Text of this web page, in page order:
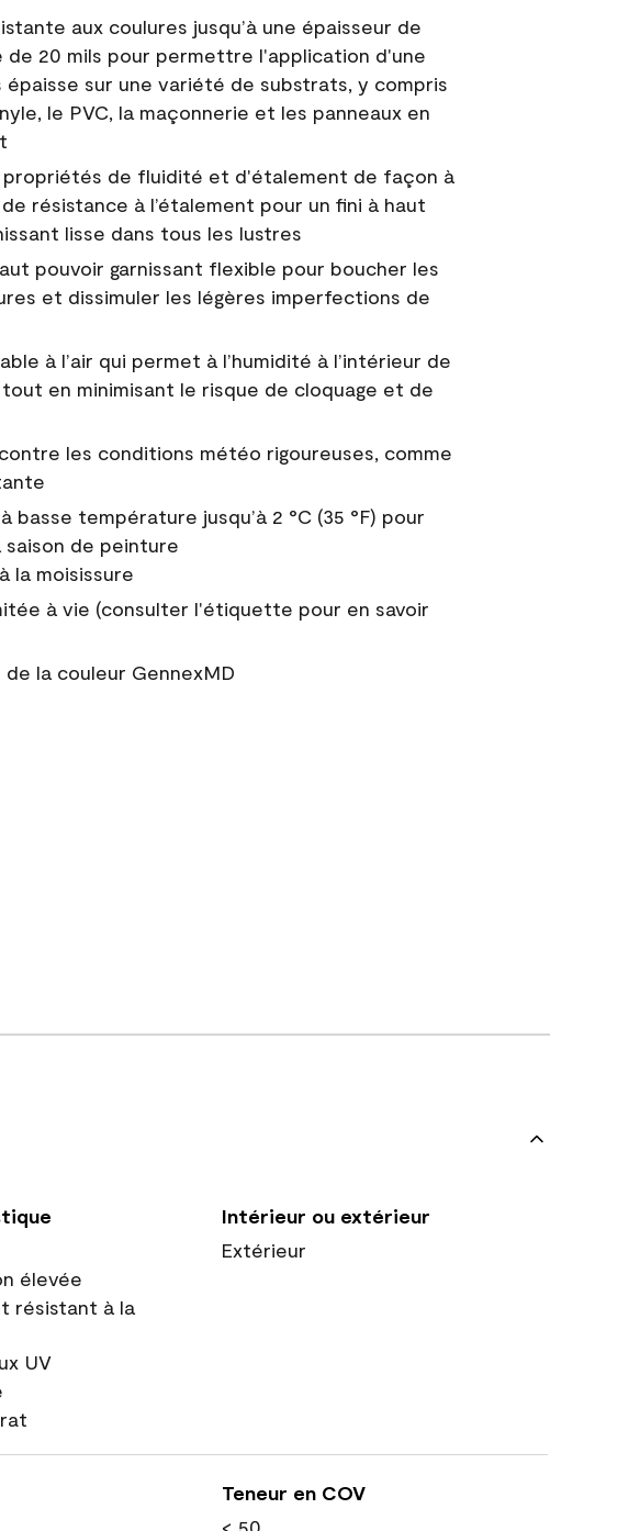
aux coulures jusqu’à une épaisseur de
de 20 mils pour permettre l'application d'une
épaisse sur une variété de substrats, y compris
le PVC, la maçonnerie et les panneaux en
propriétés de fluidité et d'étalement de façon à
résistance à l’étalement pour un fini à haut
lisse dans tous les lustres
pouvoir garnissant flexible pour boucher les
et dissimuler les légères imperfections de
à l’air qui permet à l’humidité à l’intérieur de
tout en minimisant le risque de cloquage et de
les conditions météo rigoureuses, comme
basse température jusqu’à 2 °C (35 °F) pour
saison de peinture
la moisissure
à vie (consulter l'étiquette pour en savoir
de la couleur GennexMD
élevée
résistant à la
UV
Intérieur ou extérieur
Extérieur
Teneur en COV